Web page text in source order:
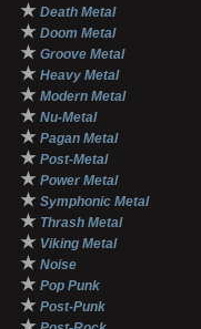
★ Death Metal
★ Doom Metal
★ Groove Metal
★ Heavy Metal
★ Modern Metal
★ Nu-Metal
★ Pagan Metal
★ Post-Metal
★ Power Metal
★ Symphonic Metal
★ Thrash Metal
★ Viking Metal
★ Noise
★ Pop Punk
★ Post-Punk